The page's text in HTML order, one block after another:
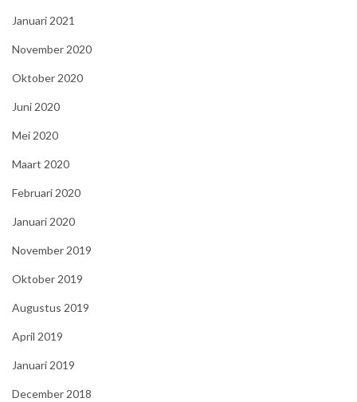
Januari 2021
November 2020
Oktober 2020
Juni 2020
Mei 2020
Maart 2020
Februari 2020
Januari 2020
November 2019
Oktober 2019
Augustus 2019
April 2019
Januari 2019
December 2018